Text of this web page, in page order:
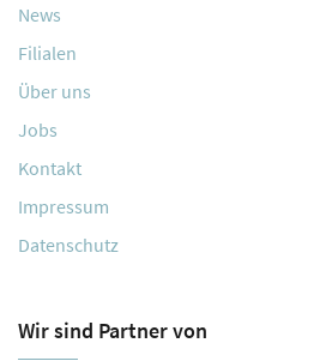
News
Filialen
Über uns
Jobs
Kontakt
Impressum
Datenschutz
Wir sind Partner von